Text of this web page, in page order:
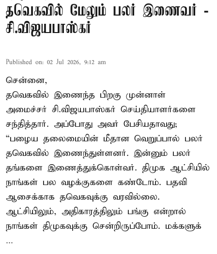
தவெகவில் மேலும் பலர் இணைவர் -
சி.விஜயபாஸ்கர்
Published on: 02 Jul 2026, 9:12 am
சென்னை,
தவெகவில் இணைந்த பிறகு முன்னாள்
அமைச்சர் சி.விஜயபாஸ்கர் செய்தியாளர்களை
சந்தித்தார். அப்போது அவர் பேசியதாவது;
“பழைய தலைமையின் மீதான வெறுப்பால் பலர்
தவெகவில் இணைந்துள்ளனர். இன்னும் பலர்
தங்களை இணைத்துக்கொள்வர். திமுக ஆட்சியில்
நாங்கள் பல வழக்குகளை கண்டோம். பதவி
ஆசைக்காக தவெகவுக்கு வரவில்லை.
ஆட்சியிலும், அதிகாரத்திலும் பங்கு என்றால்
நாங்கள் திமுகவுக்கு சென்றிருப்போம். மக்களுக்
...